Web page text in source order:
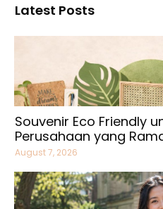
Latest Posts
Souvenir Eco Friendly
Perusahaan yang
August 7, 2026